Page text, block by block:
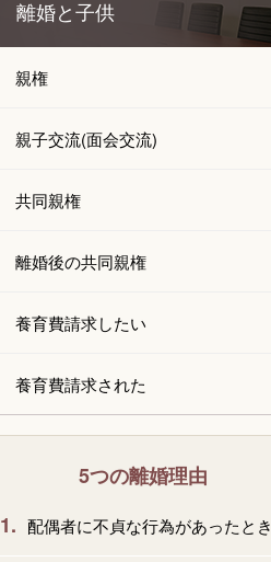
離婚と子供
親権
親子交流(面会交流)
共同親権
離婚後の共同親権
養育費請求したい
養育費請求された
5つの離婚理由
1. 配偶者に不貞な行為があったとき